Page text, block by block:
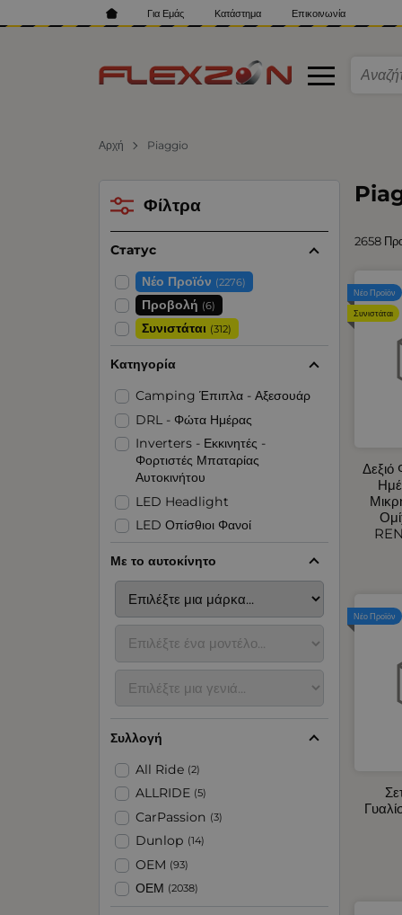
Για Εμάς Κατάστημα Επικοινωνία
Αρχή Piaggio
2658
Νέο Προϊόν
Συνιστάται
Νέο Προϊόν
Φίλτρα
Статус
Νέο Προϊόν (2276)
Προβολή (6)
Συνιστάται (312)
Κατηγορία
Camping Έπιπλα - Αξεσουάρ
DRL - Φώτα Ημέρας
Inverters - Εκκινητές -
Φορτιστές Μπαταρίας
Αυτοκινήτου
LED Headlight
LED Οπίσθιοι Φανοί
Organizer για Πορτμπαγκάζ -
Πλάτης Καθίσματος
Αερόθερμα Αυτοκινήτου
Αναδιπλούμενες Ράμπες -
Ταινίες
Ανεμοθραύστες Αυτοκινήτου
Ανταλλακτικά Πόρτας
Αντλίες και Χωνιά Υγρών
Αξεσουάρ για Ζώνες Ασφαλείας -
Προσκέφαλα Καθίσματος
Αρωματικά Αυτοκινήτου
Ασφάλειες - Ασφαλειοθήκες
Με το αυτοκίνητο
Συλλογή
All Ride (2)
ALLRIDE (5)
CarPassion (3)
Dunlop (14)
OEM (93)
ΟΕΜ (2038)